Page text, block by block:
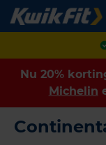
Nu 20%
Michelin